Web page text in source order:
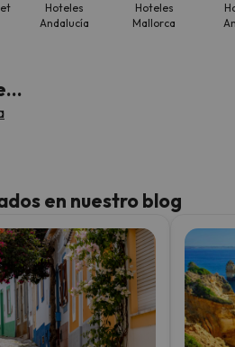
Hoteles
Andalucía
Hoteles
Mallorca
en nuestro blog